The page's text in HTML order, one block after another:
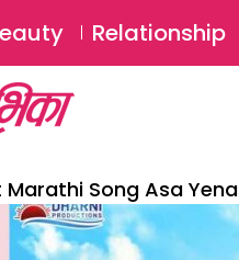
Relationship
Song Asa Yena